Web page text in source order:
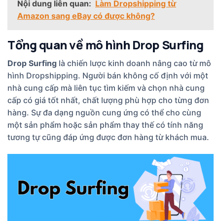
Nội dung liên quan: Làm Dropshipping từ
Amazon sang eBay có được không?
Tổng quan về mô hình Drop Surfing
Drop Surfing là chiến lược kinh doanh nâng cao từ mô
hình Dropshipping. Người bán không cố định với một
nhà cung cấp mà liên tục tìm kiếm và chọn nhà cung
cấp có giá tốt nhất, chất lượng phù hợp cho từng đơn
hàng. Sự đa dạng nguồn cung ứng có thể cho cùng
một sản phẩm hoặc sản phẩm thay thế có tính năng
tương tự cũng đáp ứng được đơn hàng từ khách mua.